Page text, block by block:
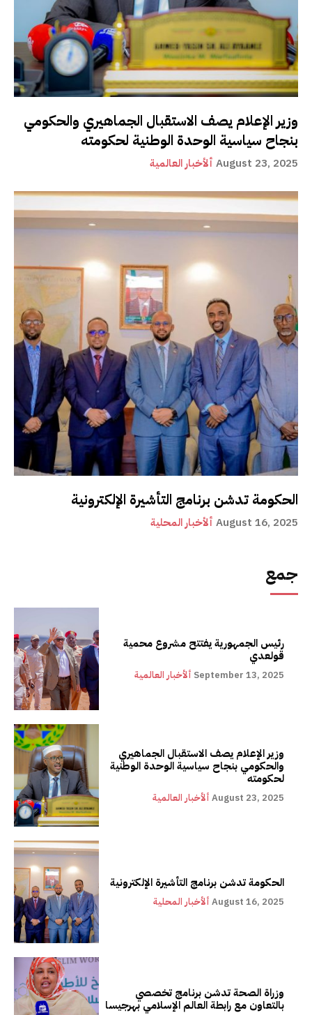
وزير الإعلام يصف الاستقبال الجماهيري والحكومي
بنجاح سياسية الوحدة الوطنية لحكومته
ألأخبار العالمية August 23, 2025
الحكومة تدشن برنامج التأشيرة الإلكترونية
ألأخبار المحلية August 16, 2025
جمع
رئيس الجمهورية يفتتح مشروع محمية
قولعدي
ألأخبار العالمية September 13, 2025
وزير الإعلام يصف الاستقبال الجماهيري
والحكومي بنجاح سياسية الوحدة الوطنية
لحكومته
ألأخبار العالمية August 23, 2025
الحكومة تدشن برنامج التأشيرة الإلكترونية
ألأخبار المحلية August 16, 2025
وزراة الصحة تدشن برنامج تخصصي
بالتعاون مع رابطة العالم الإسلامي بهرجيسا